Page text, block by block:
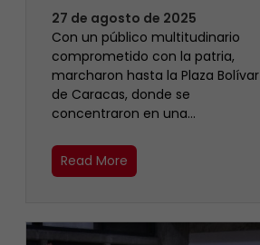
27 de agosto de 2025
Con un público multitudinario
comprometido con la patria,
marcharon hasta la Plaza Bolívar
de Caracas, donde se
concentraron en una…
Read More